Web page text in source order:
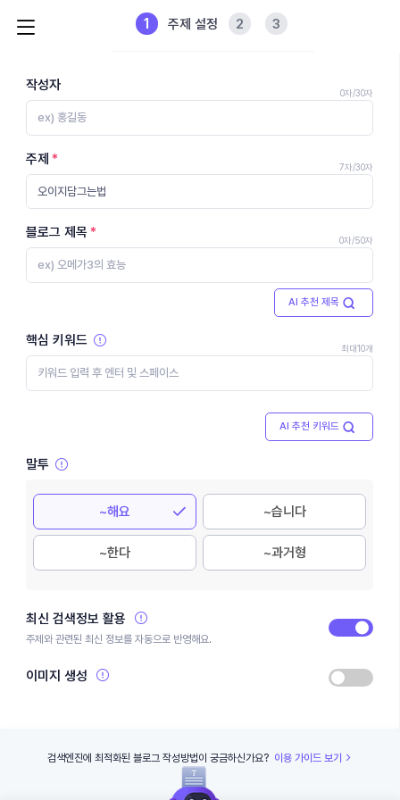
1 주제 설정 2 3
작성자 0자/30자
주제 7자/30자
블로그 제목 0자/50자
AI 추천 제목
핵심 키워드 최대10개
AI 추천 키워드
말투
~해요 ~습니다
~한다 ~과거형
최신 검색정보 활용
주제와 관련된 최신 정보를 자동으로 반영해요.
이미지 생성
검색엔진에 최적화된 블로그 작성방법이 궁금하신가요? 이용 가이드 보기